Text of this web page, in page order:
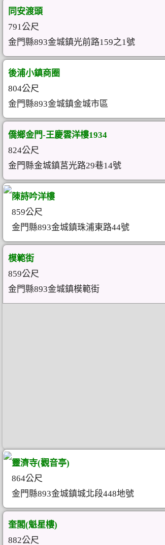
同安渡頭
791公尺
金門縣893金城鎮光前路159之1號
後浦小鎮商圈
804公尺
金門縣893金城鎮金城市區
僑鄉金門-王慶雲洋樓1934
824公尺
金門縣金城鎮莒光路29巷14號
陳詩吟洋樓
859公尺
金門縣893金城鎮珠浦東路44號
模範街
859公尺
金門縣893金城鎮模範街
靈濟寺(觀音亭)
864公尺
金門縣893金城鎮城北段448地號
奎閣(魁星樓)
882公尺